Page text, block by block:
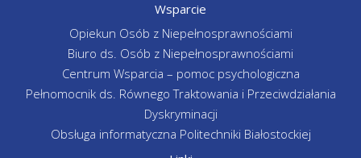
Wsparcie
Opiekun Osób z Niepełnosprawnościami
Biuro ds. Osób z Niepełnosprawnościami
Centrum Wsparcia – pomoc psychologiczna
Pełnomocnik ds. Równego Traktowania i Przeciwdziałania
Dyskryminacji
Obsługa informatyczna Politechniki Białostockiej